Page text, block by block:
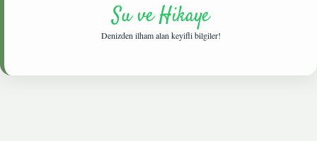
Su ve Hikaye
Denizden ilham alan keyifli bilgiler!